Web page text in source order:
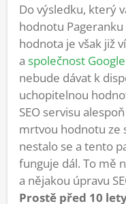
Do výsledku, který
hodnotu
hodnota je však již
a společnost
nebude dávat k
uchopitelnou
SEO servisu
mrtvou hodnotu ze
nestalo se a tento
funguje dál. To mě
a nějakou úpravu
Prostě před 10